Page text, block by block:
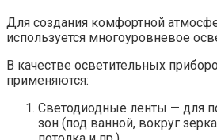
Для создания комфортной
используется многоуровневое
В качестве осветительных
применяются:
Светодиодные ленты — для
зон (под ванной, вокруг